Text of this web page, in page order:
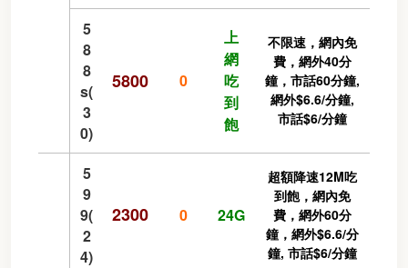
5
8
8
s(
3
0)
5800 0
上
網
吃
到
飽
不限速，網內免
費，網外40分
鐘，市話60分鐘,
網外$6.6/分鐘,
市話$6/分鐘
5
9
9(
2
4)
2300 0 24G
超額降速12M吃
到飽，網內免
費，網外60分
鐘，網外$6.6/分
鐘, 市話$6/分鐘